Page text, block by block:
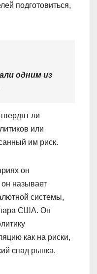
подготовиться,
одним из
ли
или
им риск.
он
он называет
системы,
США. Он
как на риски,
спад рынка.